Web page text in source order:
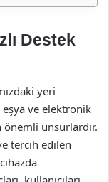
Destek
yeri
eşya ve elektronik
önemli unsurlardır.
tercih edilen